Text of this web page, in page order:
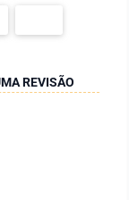
REVISÃO